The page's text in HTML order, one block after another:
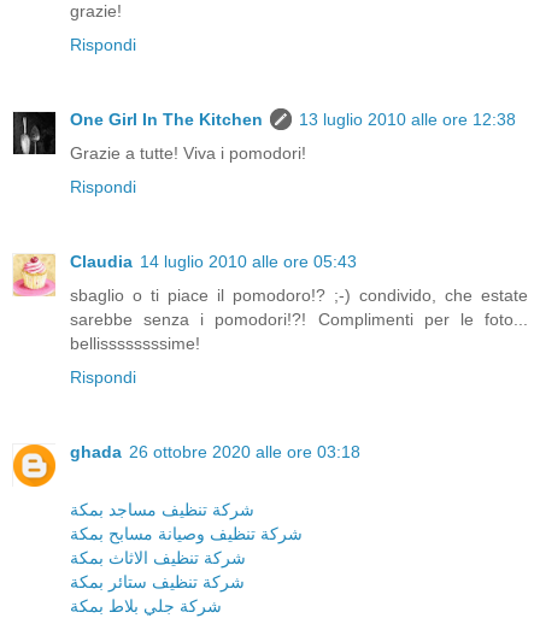
grazie!
Rispondi
One Girl In The Kitchen
13 luglio 2010 alle ore 12:38
Grazie a tutte! Viva i pomodori!
Rispondi
Claudia 14 luglio 2010 alle ore 05:43
sbaglio o ti piace il pomodoro!? ;-) condivido, che estate
sarebbe senza i pomodori!?! Complimenti per le foto...
bellissssssssime!
Rispondi
ghada 26 ottobre 2020 alle ore 03:18
شركة تنظيف مساجد بمكة
شركة تنظيف وصيانة مسابح بمكة
شركة تنظيف الاثاث بمكة
شركة تنظيف ستائر بمكة
شركة جلي بلاط بمكة